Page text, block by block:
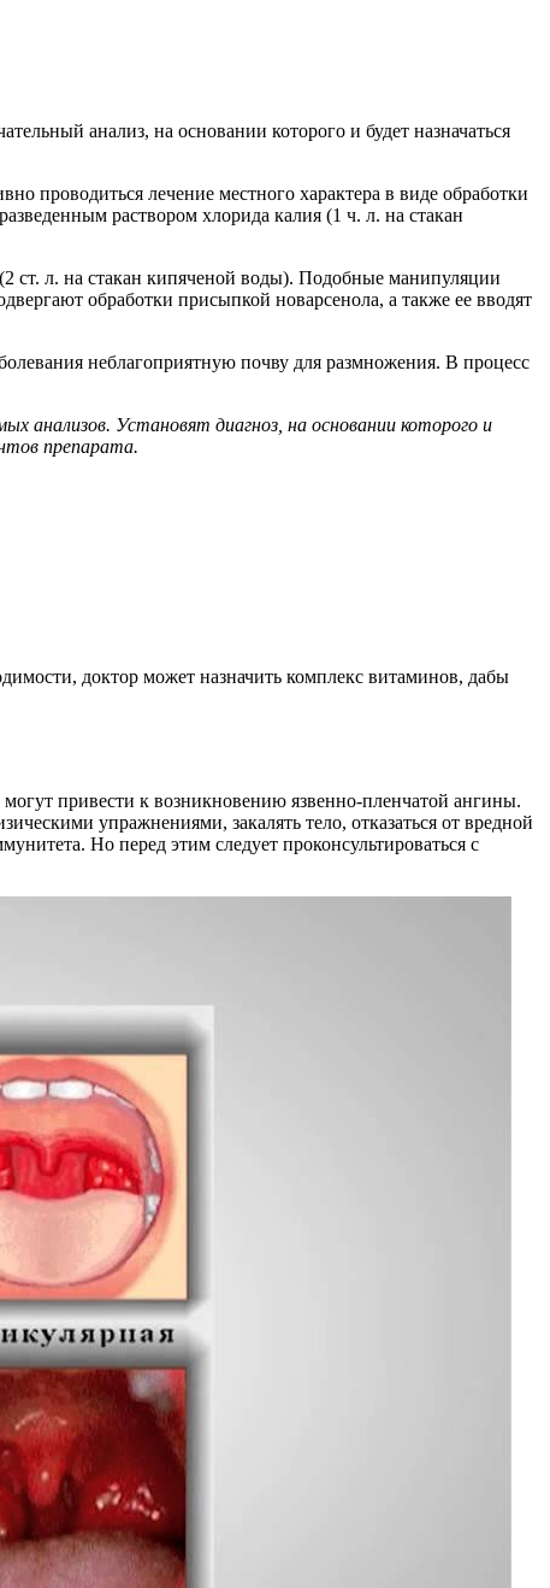
анализ, на основании которого и будет назначаться
проводиться лечение местного характера в виде обработки
раствором хлорида калия (1 ч. л. на стакан
ст. л. на стакан кипяченой воды). Подобные манипуляции
обработки присыпкой новарсенола, а также ее вводят
неблагоприятную почву для размножения. В процесс
анализов. Установят диагноз, на основании которого и
препарата.
доктор может назначить комплекс витаминов, дабы
привести к возникновению язвенно-пленчатой ангины.
упражнениями, закалять тело, отказаться от вредной
Но перед этим следует проконсультироваться с